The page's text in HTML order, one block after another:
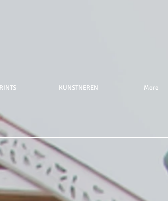
KUNSTNEREN More